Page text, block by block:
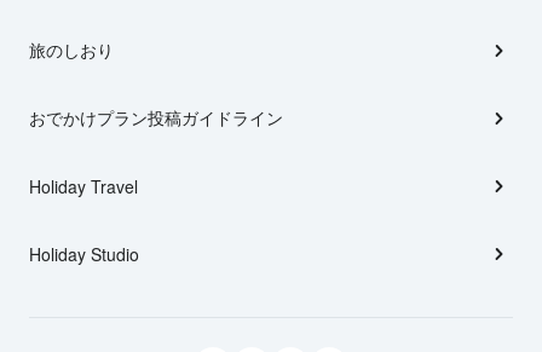
旅のしおり
おでかけプラン投稿ガイドライン
Holiday Travel
Holiday Studio